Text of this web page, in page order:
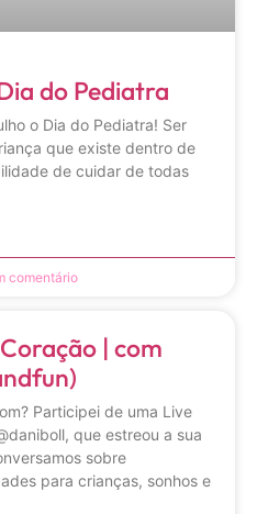
do Pediatra
o Dia do Pediatra! Ser
que existe dentro de
de cuidar de todas
comentário
| com
Participei de uma Live
que estreou a sua
sobre
para crianças, sonhos e